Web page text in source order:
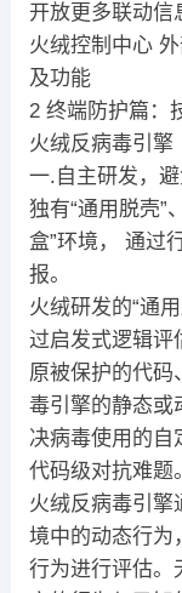
开放更多联动信
火绒控制中心
及功能
2 终端防护篇：
火绒反病毒引擎
一.自主研发，
独有“通用脱壳”
盒”环境， 通过
报。
火绒研发的“通
过启发式逻辑评
原被保护的代码
毒引擎的静态或
决病毒使用的自
代码级对抗难题。
火绒反病毒引擎
境中的动态行为
行为进行评估。